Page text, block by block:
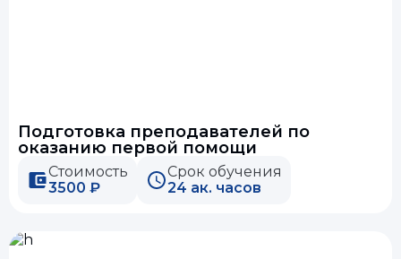
Подготовка преподавателей по
оказанию первой помощи
Стоимость
3500 ₽
Срок обучения
24 ак. часов